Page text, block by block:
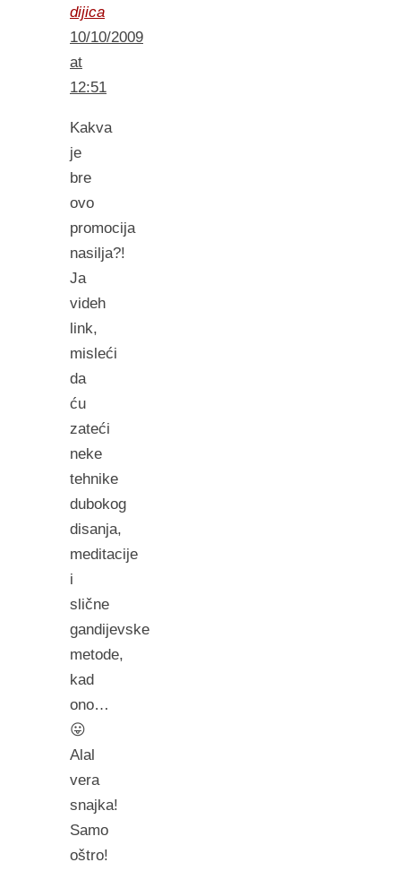
dijica
10/10/2009
at
12:51
Kakva
je
bre
ovo
promocija
nasilja?!
Ja
videh
link,
misleći
da
ću
zateći
neke
tehnike
dubokog
disanja,
meditacije
i
slične
gandijevske
metode,
kad
ono…
😛
Alal
vera
snajka!
Samo
oštro!